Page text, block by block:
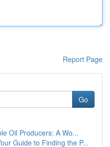
Report Page
Go
Oil Producers: A Wo...
Guide to Finding the P...